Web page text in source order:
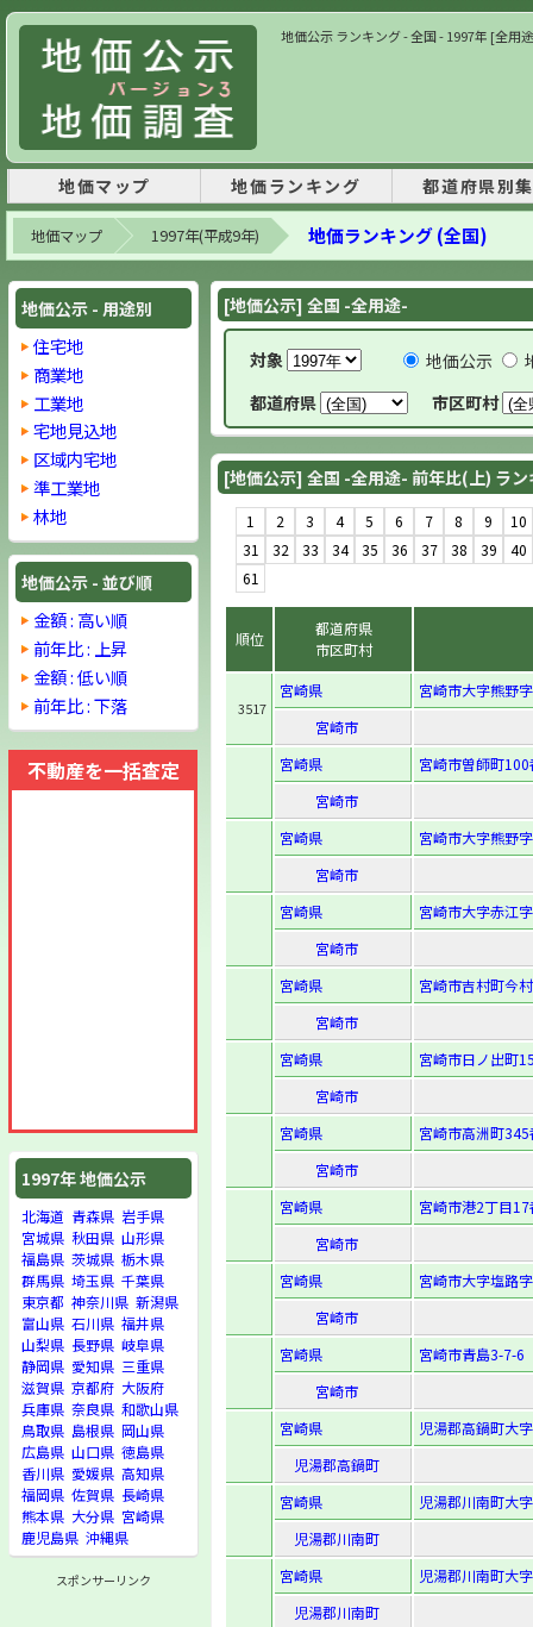
地価公示 ランキング - 全国 - 1997年 [全用
地価マップ 地価ランキング 都道府県別
地価マップ 1997年(平成9年) 地価ランキング (全国)
地価公示 - 用途別
住宅地
商業地
工業地
宅地見込地
区域内宅地
準工業地
林地
地価公示 - 並び順
金額 : 高い順
前年比 : 上昇
金額 : 低い順
前年比 : 下落
不動産を一括査定
1997年 地価公示
北海道 青森県 岩手県
宮城県 秋田県 山形県
福島県 茨城県 栃木県
群馬県 埼玉県 千葉県
東京都 神奈川県 新潟県
富山県 石川県 福井県
山梨県 長野県 岐阜県
静岡県 愛知県 三重県
滋賀県 京都府 大阪府
兵庫県 奈良県 和歌山県
鳥取県 島根県 岡山県
広島県 山口県 徳島県
香川県 愛媛県 高知県
福岡県 佐賀県 長崎県
熊本県 大分県 宮崎県
鹿児島県 沖縄県
スポンサーリンク
[地価公示] 全国 -全用途-
対象 地価公示
都道府県
市区町村
[地価公示] 全国 -全用途- 前年比(上) ラ
1 2 3 4 5 6 7 8 9
10
31
32 33 34 35 36 37 38 39
40
61
順位
都道府県
市区町村
3517
宮崎県
宮崎市大字熊野
宮崎市
宮崎県
宮崎市曽師町
宮崎市
宮崎県
宮崎市大字熊野
宮崎市
宮崎県
宮崎市大字赤江
宮崎市
宮崎県
宮崎市吉村町今
宮崎市
宮崎県
宮崎市日ノ出町
宮崎市
宮崎県
宮崎市高洲町345
宮崎市
宮崎県
宮崎市港2丁目
宮崎市
宮崎県
宮崎市大字塩路
宮崎市
宮崎県
宮崎市青島3-7-6
宮崎市
宮崎県
児湯郡高鍋町大
児湯郡高鍋町
宮崎県
児湯郡川南町大
児湯郡川南町
宮崎県
児湯郡川南町大
児湯郡川南町